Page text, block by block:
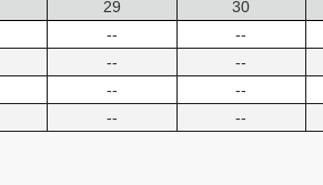
29
--
--
--
--
30
--
--
--
--